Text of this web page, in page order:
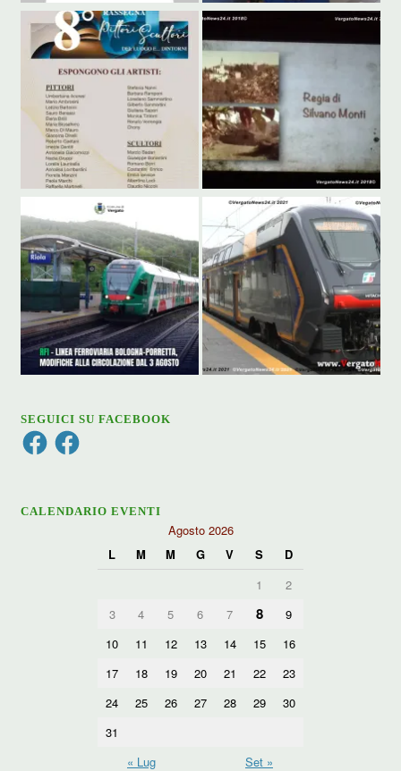
SEGUICI SU FACEBOOK
FacebookFacebook
CALENDARIO EVENTI
Agosto 2026
L
M M G V S
D
1
2
3
4 5 6 7 8
9
10
11 12 13 14 15
16
17
18 19 20 21 22
23
24
25 26 27 28 29
30
31
« Lug
Set »